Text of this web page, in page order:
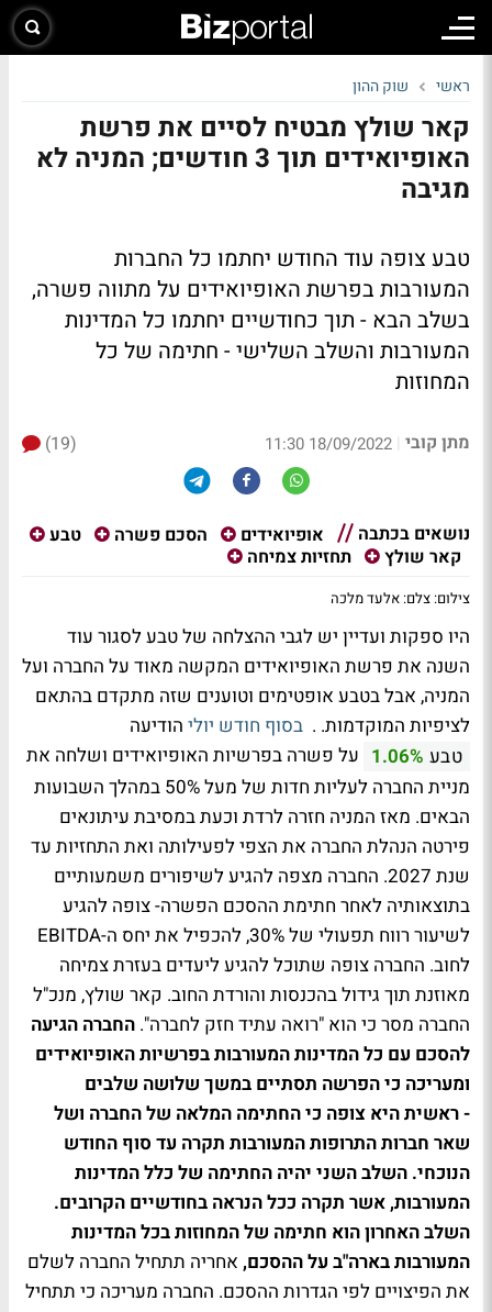
ראשי שוק ההון
קאר שולץ מבטיח לסיים את פרשת
האופיואידים תוך 3 חודשים; המניה לא
מגיבה
טבע צופה עוד החודש יחתמו כל החברות
המעורבות בפרשת האופיואידים על מתווה פשרה,
בשלב הבא - תוך כחודשיים יחתמו כל המדינות
המעורבות והשלב השלישי - חתימה של כל
המחוזות
מתן קובי |
18/09/2022 11:30
(19)
נושאים בכתבה אופיואידים הסכם פשרה
טבע
קאר שולץ
תחזיות צמיחה
צילום: צלם: אלעד מלכה
היו ספקות ועדיין יש לגבי ההצלחה של טבע לסגור עוד
השנה את פרשת האופיואידים המקשה מאוד על החברה ועל
המניה, אבל בטבע אופטימים וטוענים שזה מתקדם בהתאם
לציפיות המוקדמות. . בסוף חודש יולי הודיעה
טבע 1.06% על פשרה בפרשיות האופיואידים ושלחה את
מניית החברה לעליות חדות של מעל 50% במהלך השבועות
הבאים. מאז המניה חזרה לרדת וכעת במסיבת עיתונאים
פירטה הנהלת החברה את הצפי לפעילותה ואת התחזיות עד
שנת 2027. החברה מצפה להגיע לשיפורים משמעותיים
בתוצאותיה לאחר חתימת ההסכם הפשרה- צופה להגיע
לשיעור רווח תפעולי של 30%, להכפיל את יחס ה-EBITDA
לחוב. החברה צופה שתוכל להגיע ליעדים בעזרת צמיחה
מאוזנת תוך גידול בהכנסות והורדת החוב. קאר שולץ, מנכ"ל
החברה מסר כי הוא "רואה עתיד חזק לחברה". החברה הגיעה
להסכם עם כל המדינות המעורבות בפרשיות האופיואידים
ומעריכה כי הפרשה תסתיים במשך שלושה שלבים
- ראשית היא צופה כי החתימה המלאה של החברה ושל
שאר חברות התרופות המעורבות תקרה עד סוף החודש
הנוכחי. השלב השני יהיה החתימה של כלל המדינות
המעורבות, אשר תקרה ככל הנראה בחודשיים הקרובים.
השלב האחרון הוא חתימה של המחוזות בכל המדינות
המעורבות בארה"ב על ההסכם, אחריה תתחיל החברה לשלם
את הפיצויים לפי הגדרות ההסכם. החברה מעריכה כי תתחיל